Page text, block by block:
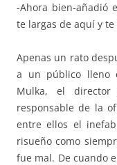
-Ahora bien-añadió
te largas de aquí y te
Apenas un rato
a un público lleno
Mulka, el director
responsable de la
entre ellos el
risueño como
fue mal. De cuando